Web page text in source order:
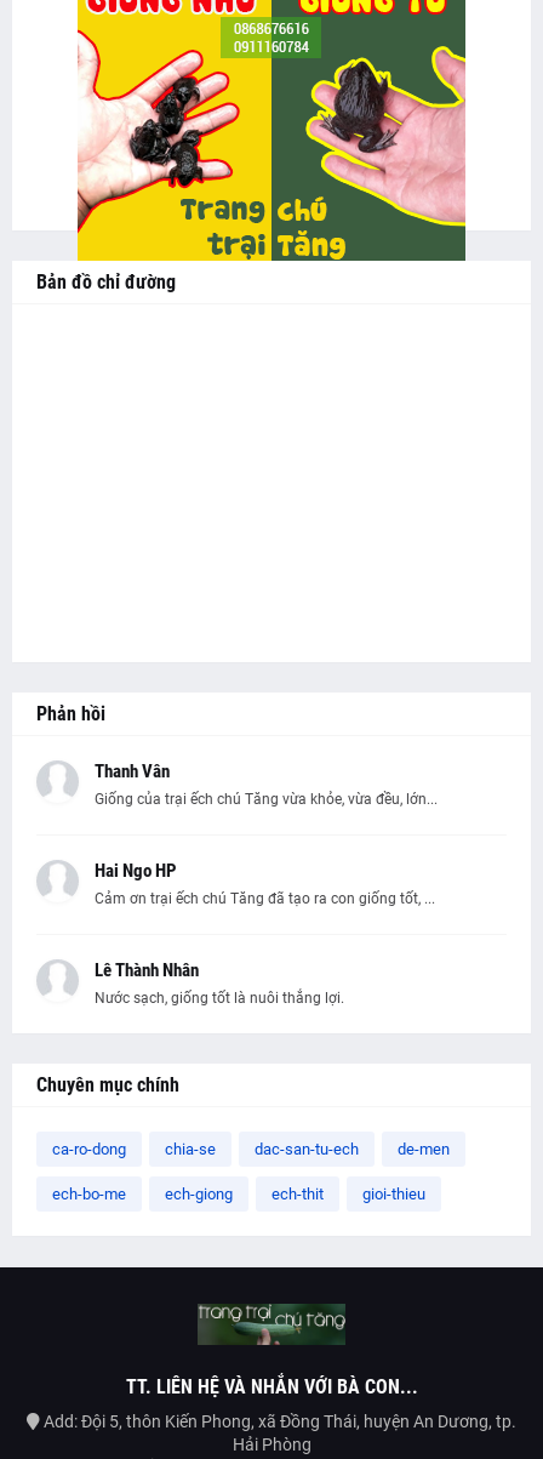
Bản đồ chỉ đường
Phản hồi
Thanh Vân
Giống của trại ếch chú Tăng vừa khỏe, vừa đều, lớn...
Hai Ngo HP
Cảm ơn trại ếch chú Tăng đã tạo ra con giống tốt, ...
Lê Thành Nhân
Nước sạch, giống tốt là nuôi thắng lợi.
Chuyên mục chính
ca-ro-dong chia-se dac-san-tu-ech de-men
ech-bo-me ech-giong ech-thit gioi-thieu
TT. LIÊN HỆ VÀ NHẮN VỚI BÀ CON...
Add: Đội 5, thôn Kiến Phong, xã Đồng Thái, huyện An Dương, tp.
Hải Phòng